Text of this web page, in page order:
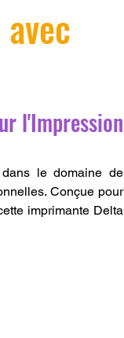
CREALITY
l'Impression
dans le domaine de
Conçue pour
imprimante Delta